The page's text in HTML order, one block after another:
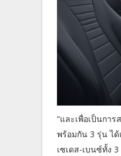
“และเพื่อเป็นกา
พร้อมกัน 3 รุ่น ได้
เซเดส-เบนซ์ทั้ง